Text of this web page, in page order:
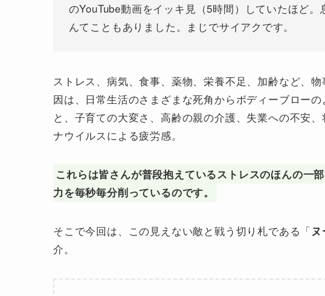
のYouTube動画をイッキ見（5時間）していたほど
んてこともありました。まじでサイアクです。
ストレス、病気、食事、薬物、栄養不足、加齢など、
因は、日常生活のさまざまな死角からボディーブロー
と、子育ての大変さ、高齢の親の介護、失業への不安
ナウイルスによる疲労感。
これらは皆さんが普段抱えているストレスのほんの一
力を毎秒毎分削っているのです。
そこで今回は、この見えない敵と戦う切り札である「
介。